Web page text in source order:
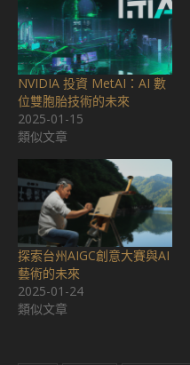
NVIDIA 投資 MetAI：AI 數
位雙胞胎技術的未來
2025-01-15
類似文章
探索台州AIGC創意大賽與AI
藝術的未來
2025-01-24
類似文章